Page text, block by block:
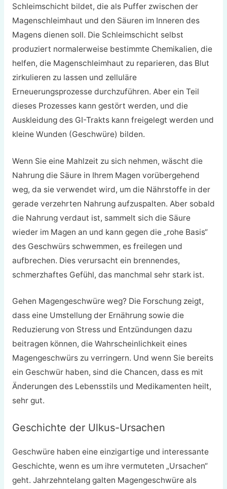
Schleimschicht bildet, die als Puffer zwischen der
Magenschleimhaut und den Säuren im Inneren des
Magens dienen soll. Die Schleimschicht selbst
produziert normalerweise bestimmte Chemikalien, die
helfen, die Magenschleimhaut zu reparieren, das Blut
zirkulieren zu lassen und zelluläre
Erneuerungsprozesse durchzuführen. Aber ein Teil
dieses Prozesses kann gestört werden, und die
Auskleidung des GI-Trakts kann freigelegt werden und
kleine Wunden (Geschwüre) bilden.
Wenn Sie eine Mahlzeit zu sich nehmen, wäscht die
Nahrung die Säure in Ihrem Magen vorübergehend
weg, da sie verwendet wird, um die Nährstoffe in der
gerade verzehrten Nahrung aufzuspalten. Aber sobald
die Nahrung verdaut ist, sammelt sich die Säure
wieder im Magen an und kann gegen die „rohe Basis“
des Geschwürs schwemmen, es freilegen und
aufbrechen. Dies verursacht ein brennendes,
schmerzhaftes Gefühl, das manchmal sehr stark ist.
Gehen Magengeschwüre weg? Die Forschung zeigt,
dass eine Umstellung der Ernährung sowie die
Reduzierung von Stress und Entzündungen dazu
beitragen können, die Wahrscheinlichkeit eines
Magengeschwürs zu verringern. Und wenn Sie bereits
ein Geschwür haben, sind die Chancen, dass es mit
Änderungen des Lebensstils und Medikamenten heilt,
sehr gut.
Geschichte der Ulkus-Ursachen
Geschwüre haben eine einzigartige und interessante
Geschichte, wenn es um ihre vermuteten „Ursachen“
geht. Jahrzehntelang galten Magengeschwüre als